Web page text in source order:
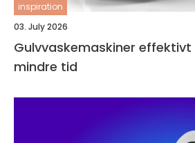
inspiration
03. July 2026
Gulvvaskemaskiner effektivt renhold på
mindre tid